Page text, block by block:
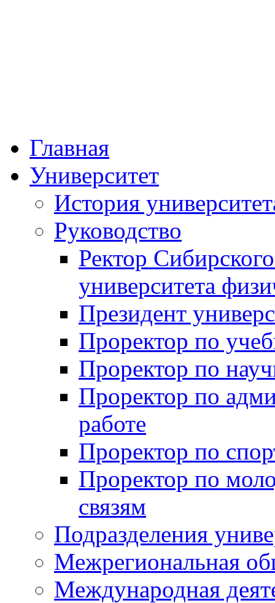
Главная
Университет
История
Руководство
Ректор
университета
Президент
Проректор по
Проректор по
Проректор по
работе
Проректор по
Проректор по
связям
Подразделения
Межрегиональная
Международная